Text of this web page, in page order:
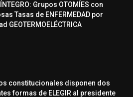
Grupos OTOMÍES con
Tasas de ENFERMEDAD por
GEOTERMOELÉCTRICA
constitucionales disponen dos
formas de ELEGIR al presidente